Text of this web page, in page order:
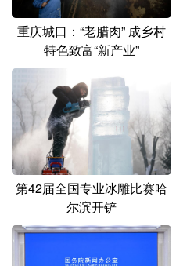
四川 贵州
陕西 甘肃
内蒙古
多语种频道
English Español
Русский язык
Deutsch Português
重庆城口：“老腊肉” 成乡村
特色致富“新产业”
第42届全国专业冰雕比赛哈
尔滨开铲